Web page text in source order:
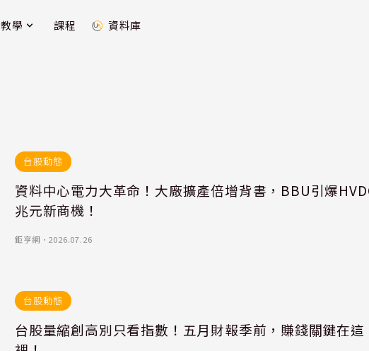
教學 課程 資料庫
台股動態
資料中心電力大革命！大廠擴產倍增背書，BBU引爆
兆元新商機！
鉅亨網 ． 2026.07.26
台股動態
台股量縮創高別只看指數！五月財報季前，賺錢關鍵在這